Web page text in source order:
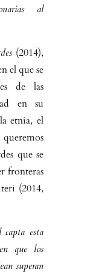
al
(2014),
el que se
de las
en su
etnia, el
que se
fronteras
(2014,
capta esta
que los
superan